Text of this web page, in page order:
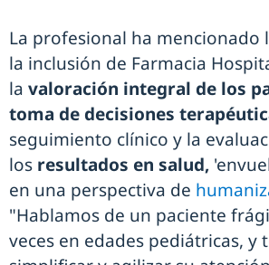
La profesional ha mencionado
la inclusión de Farmacia
la valoración integral de los
toma de decisiones
seguimiento clínico y la
los resultados en salud,
en una perspectiva de
"Hablamos de un paciente
veces en edades pediátricas, y